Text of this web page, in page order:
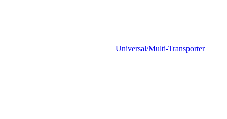
Universal/Multi-Transporter